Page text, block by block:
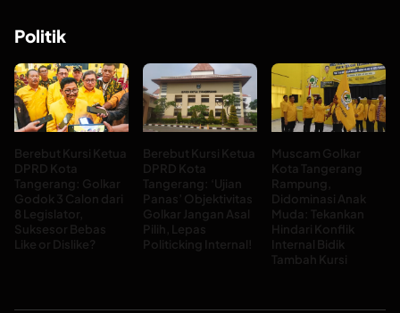
Politik
Berebut Kursi Ketua
DPRD Kota
Tangerang: Golkar
Godok 3 Calon dari
8 Legislator,
Suksesor Bebas
Like or Dislike?
Berebut Kursi Ketua
DPRD Kota
Tangerang: ‘Ujian
Panas’ Objektivitas
Golkar Jangan Asal
Pilih, Lepas
Politicking Internal!
Muscam Golkar
Kota Tangerang
Rampung,
Didominasi Anak
Muda: Tekankan
Hindari Konflik
Internal Bidik
Tambah Kursi